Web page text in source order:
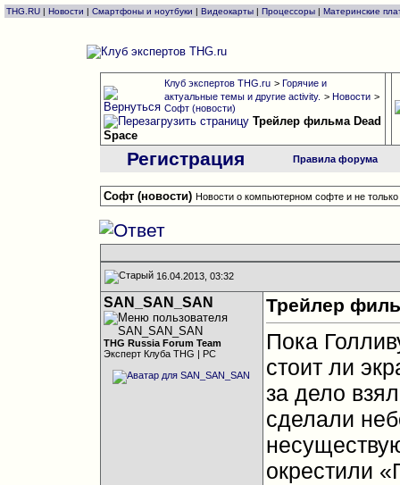
THG.RU | Новости | Смартфоны и ноутбуки | Видеокарты | Процессоры | Материнские
Клуб экспертов THG.ru > Горячие и
актуальные темы и другие activity. > Новости >
Софт (новости)
Трейлер фильма Dead
Space
Регистрация Правила форума
Софт (новости) Новости о компьютерном софте и не только
16.04.2013, 03:32
SAN_SAN_SAN
THG Russia Forum Team
Эксперт Клуба THG | PC
Трейлер
Пока
стоит ли
за дело
сделали
окрестили